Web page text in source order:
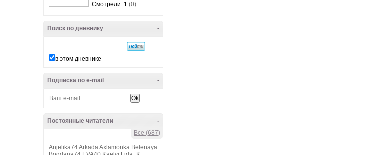
Смотрели: 1 (0)
-
Поиск по дневнику
в этом дневнике
-
Подписка по e-mail
-
Постоянные читатели
Все (687)
Anjelika74ArkadaAxlamonka Belenaya